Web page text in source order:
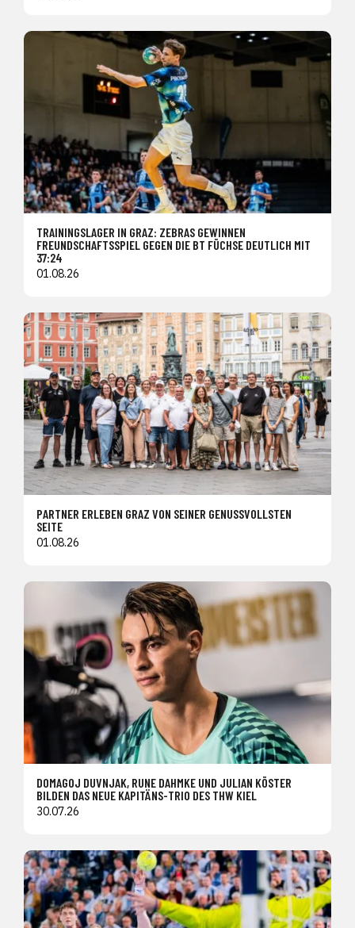
TRAININGSLAGER IN GRAZ: ZEBRAS GEWINNEN
FREUNDSCHAFTSSPIEL GEGEN DIE BT FÜCHSE DEUTLICH MIT
37:24
01.08.26
PARTNER ERLEBEN GRAZ VON SEINER GENUSSVOLLSTEN
SEITE
01.08.26
DOMAGOJ DUVNJAK, RUNE DAHMKE UND JULIAN KÖSTER
BILDEN DAS NEUE KAPITÄNS-TRIO DES THW KIEL
30.07.26